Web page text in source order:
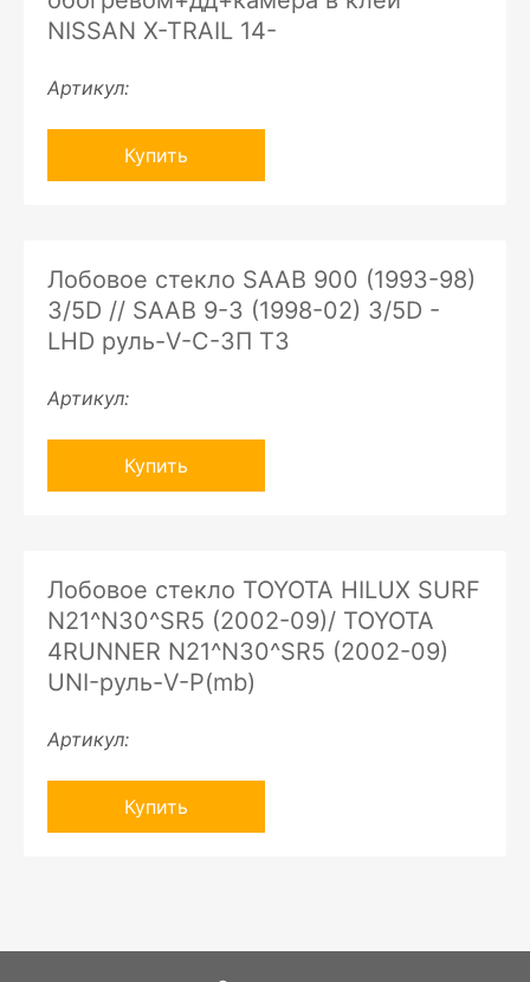
NISSAN X-TRAIL 14-
Артикул:
Купить
Лобовое стекло SAAB 900 (1993-98)
3/5D // SAAB 9-3 (1998-02) 3/5D -
LHD руль-V-C-ЗП ТЗ
Артикул:
Купить
Лобовое стекло TOYOTA HILUX SURF
N21^N30^SR5 (2002-09)/ TOYOTA
4RUNNER N21^N30^SR5 (2002-09)
UNI-руль-V-P(mb)
Артикул:
Купить